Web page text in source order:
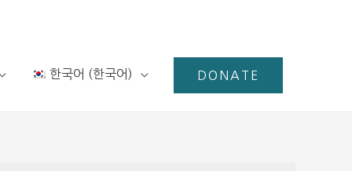
한국어 (한국어 ) DONATE